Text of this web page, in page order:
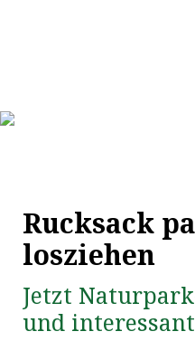
Rucksack
losziehen
Jetzt
und